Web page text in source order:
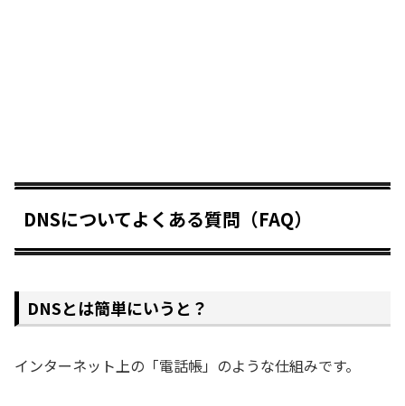
DNSについてよくある質問（FAQ）
DNSとは簡単にいうと？
インターネット上の「電話帳」のような仕組みです。